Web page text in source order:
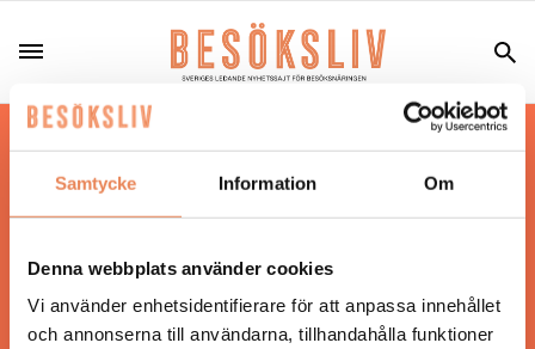
Samtycke Information Om
Denna webbplats använder cookies
Vi använder enhetsidentifierare för att anpassa innehållet
och annonserna till användarna, tillhandahålla funktioner
Hos oss läser du landets mest uppdaterade
nyheter och snackisar inom besöksnäringen.
Besöksliv i sin tryckta form är ett affärsmagasin
Tidningen ges ut avVisita